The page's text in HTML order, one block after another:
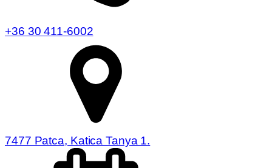
+36 30 411-6002
7477 Patca, Katica Tanya 1.